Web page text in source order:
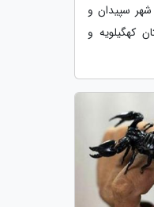
سپیدان و
کهگیلویه و